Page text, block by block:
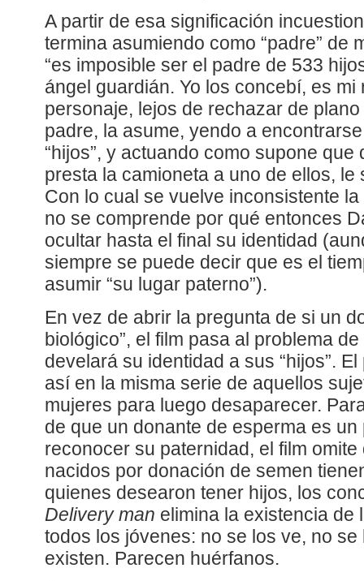
A partir de esa significación
termina asumiendo como “padre” de
“es imposible ser el padre de 533
ángel guardián. Yo los concebí, es mi
personaje, lejos de rechazar de
padre, la asume, yendo a
“hijos”, y actuando como supone
presta la camioneta a uno de ellos, le
Con lo cual se vuelve inconsistente
no se comprende por qué entonces
ocultar hasta el final su identidad
siempre se puede decir que es el
asumir “su lugar paterno”).
En vez de abrir la pregunta de si un
biológico”, el film pasa al problema
develará su identidad a sus “hijos”.
así en la misma serie de aquellos
mujeres para luego desaparecer.
de que un donante de esperma es
reconocer su paternidad, el film
nacidos por donación de semen
quienes desearon tener hijos, los
Delivery man elimina la existencia de
todos los jóvenes: no se los ve, no
existen. Parecen huérfanos.